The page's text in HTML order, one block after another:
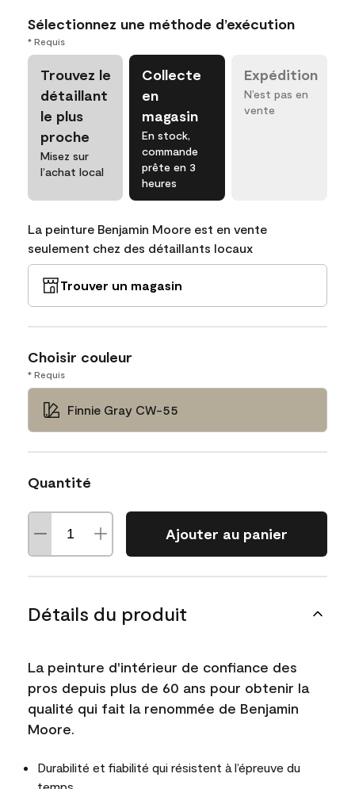
Sélectionnez une méthode d’exécution
* Requis
Trouvez le
détaillant
le plus
proche
Misez sur
l’achat local
Collecte
en
magasin
En stock,
commande
prête en 3
heures
Expédition
N’est pas en
vente
La peinture Benjamin Moore est en vente
seulement chez des détaillants locaux
Trouver un magasin
Choisir couleur
* Requis
Finnie Gray CW-55
Quantité
Ajouter au panier
Détails du produit
La peinture d'intérieur de confiance des
pros depuis plus de 60 ans pour obtenir la
qualité qui fait la renommée de Benjamin
Moore.
Durabilité et fiabilité qui résistent à l’épreuve du
temps